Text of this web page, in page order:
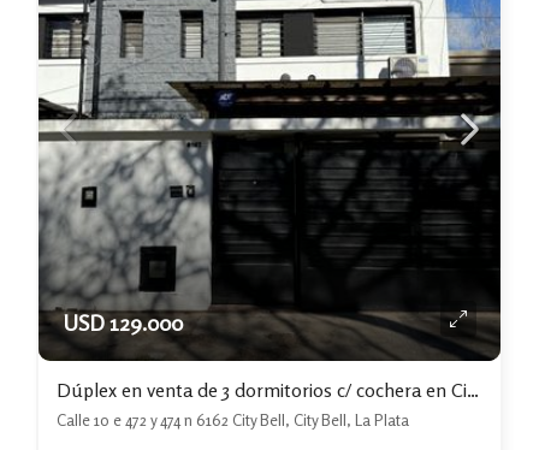
USD 129.000
Dúplex en venta de 3 dormitorios c/ cochera en City Bell
Calle 10 e 472 y 474 n 6162 City Bell, City Bell, La Plata